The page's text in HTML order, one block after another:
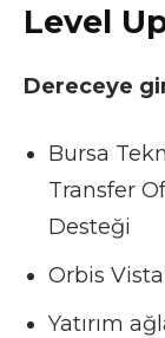
Level
Dereceye
Bursa
Transfer
Desteği
Orbis
Yatırım